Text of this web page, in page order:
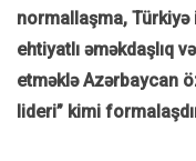
normallaşma, Türkiyə
ehtiyatlı əməkdaşlıq
etməklə Azərbaycan
lideri” kimi